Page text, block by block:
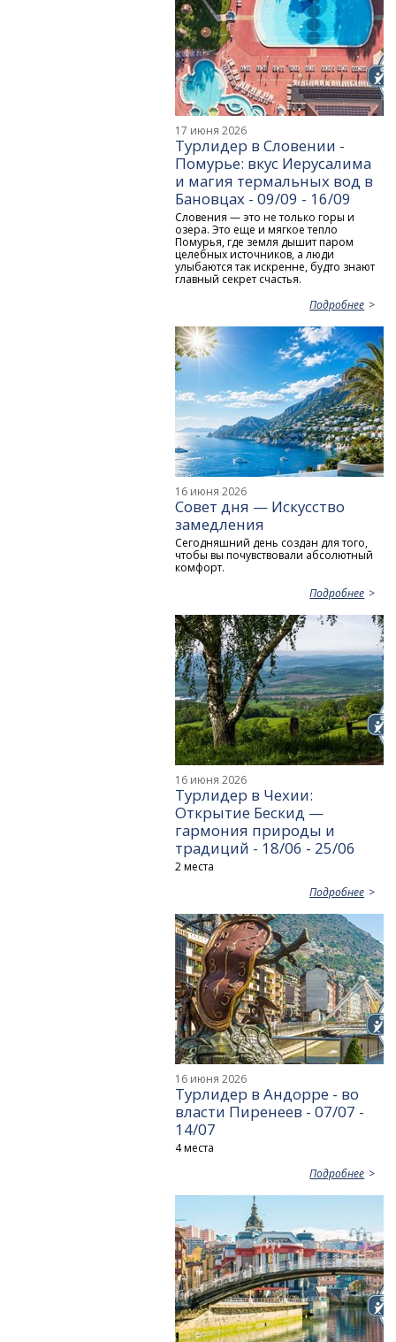
17 июня 2026
Турлидер в Словении -
Помурье: вкус Иерусалима
и магия термальных вод в
Бановцах - 09/09 - 16/09
Словения — это не только горы и
озера. Это еще и мягкое тепло
Помурья, где земля дышит паром
целебных источников, а люди
улыбаются так искренне, будто знают
главный секрет счастья.
Подробнее
16 июня 2026
Совет дня — Искусство
замедления
Сегодняшний день создан для того,
чтобы вы почувствовали абсолютный
комфорт.
Подробнее
16 июня 2026
Турлидер в Чехии:
Открытие Бескид —
гармония природы и
традиций - 18/06 - 25/06
2 места
Подробнее
16 июня 2026
Турлидер в Андорре - во
власти Пиренеев - 07/07 -
14/07
4 места
Подробнее